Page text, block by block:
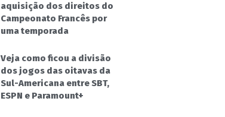
aquisição dos direitos do
Campeonato Francês por
uma temporada
Veja como ficou a divisão
dos jogos das oitavas da
Sul-Americana entre SBT,
ESPN e Paramount+